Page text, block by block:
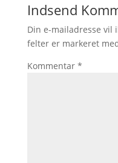
Indsend
Din e-mailadresse vil
felter er markeret
Kommentar *